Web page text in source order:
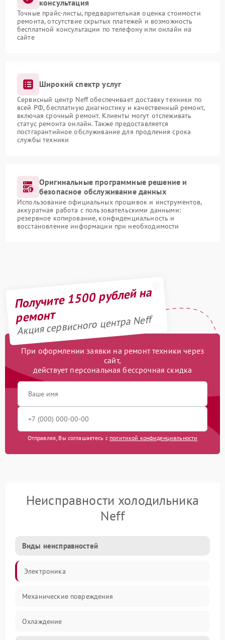
консультация
Точные прайс-листы, предварительная оценка стоимости
ремонта, отсутствие скрытых платежей и возможность
бесплатной консультации по телефону или онлайн на
сайте
Широкий спектр услуг
Сервисный центр Neff обеспечивает доставку техники по
всей РФ, бесплатную диагностику и качественный ремонт,
включая срочный ремонт. Клиенты могут отслеживать
статус ремонта онлайн. Также предоставляется
постгарантийное обслуживание для продления срока
службы техники
Оригинальные программные решение и
безопасное обслуживание данных
Использование официальных прошивок и инструментов,
аккуратная работа с пользовательскими данными:
резервное копирование, конфиденциальность и
восстановление информации при необходимости
Получите 1500 рублей на
ремонт
Акция сервисного центра Neff
При оформлении заявки на ремонт техники через
сайт,
действует персональная бессрочная скидка
Отправляя, Вы соглашаетесь с политикой конфиденциальности
Неисправности холодильника
Neff
Виды неисправностей
Электроника
Механические повреждения
Охлаждение